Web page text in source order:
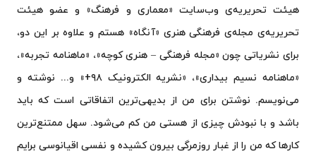
هیئت تحریریه‌ی وب‌سایت «معماری و فرهنگ» و عضو هیئت
تحریریه‌ی مجله‌ی فرهنگی هنری «آنگاه» هستم و علاوه بر این دو،
برای نشریاتی چون «مجله فرهنگی – هنری کوچه»، «ماهنامه تجربه»،
«ماهنامه نسیم بیداری»، «نشریه الکترونیک ۹۸+» و... نوشته و
می‌نویسم. نوشتن برای من از بدیهی‌ترین اتفاقاتی است که باید
باشد و با نبودش چیزی از هستی من کم می‌شود. سهل ممتنع‌ترین
کارها که من را از غبار روزمرگی بیرون کشیده و نفسی اقیانوسی برایم